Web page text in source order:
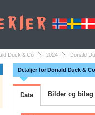
Duck & Co 2024 Donald
Detaljer for Donald Duck & Co
Data Bilder og bilag